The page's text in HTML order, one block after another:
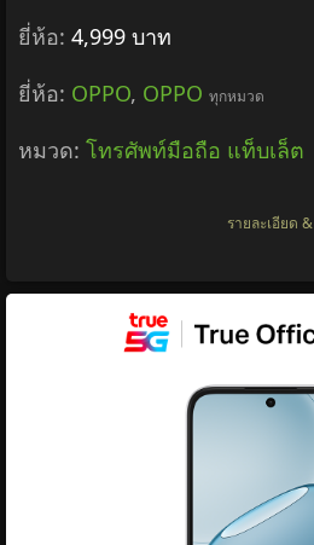
ยี่ห้อ: 4,999 บาท
ยี่ห้อ: OPPO, OPPO ทุกหมวด
หมวด: โทรศัพท์มือถือ แท็บเล็ต
รายละเอียด &